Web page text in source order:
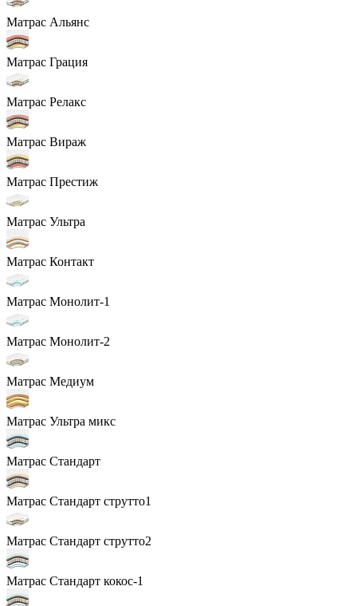
Матрас Альянс
Матрас Грация
Матрас Релакс
Матрас Вираж
Матрас Престиж
Матрас Ультра
Матрас Контакт
Матрас Монолит-1
Матрас Монолит-2
Матрас Медиум
Матрас Ультра микс
Матрас Стандарт
Матрас Стандарт струтто1
Матрас Стандарт струтто2
Матрас Стандарт кокос-1